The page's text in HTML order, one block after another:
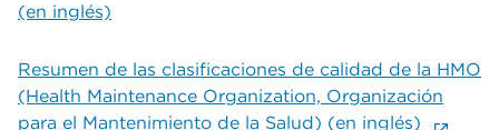
(en inglés)
Resumen de las clasificaciones de calidad de la HMO
(Health Maintenance Organization, Organización
para el Mantenimiento de la Salud) (en inglés)